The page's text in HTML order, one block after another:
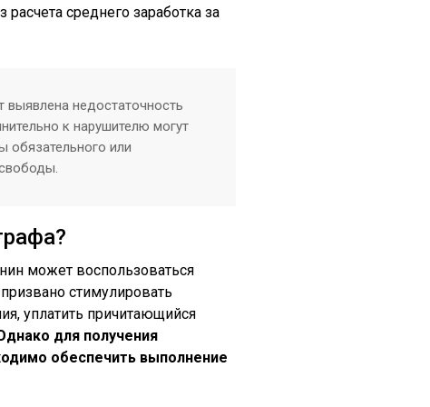
среднего заработка за
выявлена недостаточность
к нарушителю могут
обязательного или
может воспользоваться
стимулировать
уплатить причитающийся
для получения
обеспечить выполнение